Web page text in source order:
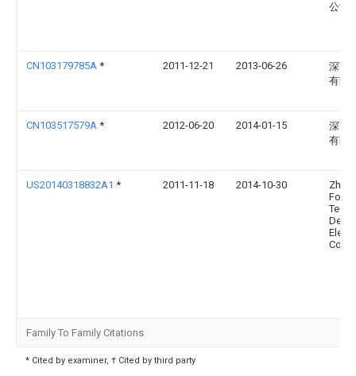
公司
CN103179785A * 2011-12-21 2013-06-26
深南
有限
CN103517579A * 2012-06-20 2014-01-15
深南
有限
US20140318832A1 * 2011-11-18 2014-10-30
Tech.
Co.,
Family To Family Citations
* Cited by examiner, † Cited by third party